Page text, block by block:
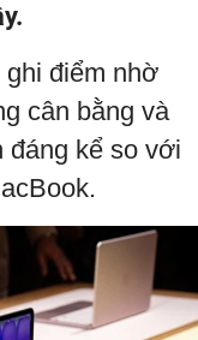
điểm nhờ
cân bằng và
đáng kể so với